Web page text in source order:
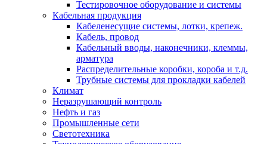
Тестировочное оборудование и системы
Кабельная продукция
Кабеленесущие системы, лотки, крепеж.
Кабель, провод
Кабельный вводы, наконечники, клеммы,
арматура
Распределительные коробки, короба и т.д.
Трубные системы для прокладки кабелей
Климат
Неразрушающий контроль
Нефть и газ
Промышленные сети
Светотехника